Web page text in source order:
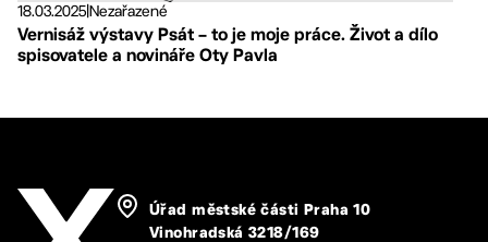
18.03.2025Nezařazené
Vernisáž výstavy Psát – to je moje práce. Život a dílo
spisovatele a novináře Oty Pavla
Úřad městské části Praha 10
Vinohradská 3218/169